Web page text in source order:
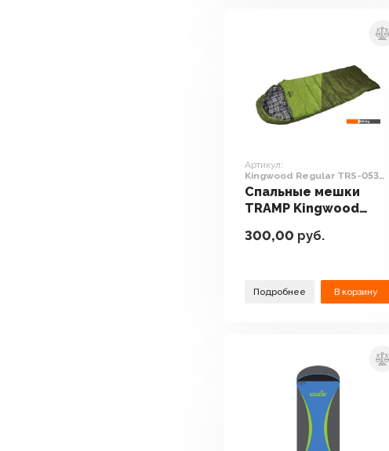
Артикул:
Kingwood Regular TRS-053R
(правая молния)
Спальные мешки
TRAMP Kingwood
(правая молния)
300,00 руб.
Подробнее В корзину